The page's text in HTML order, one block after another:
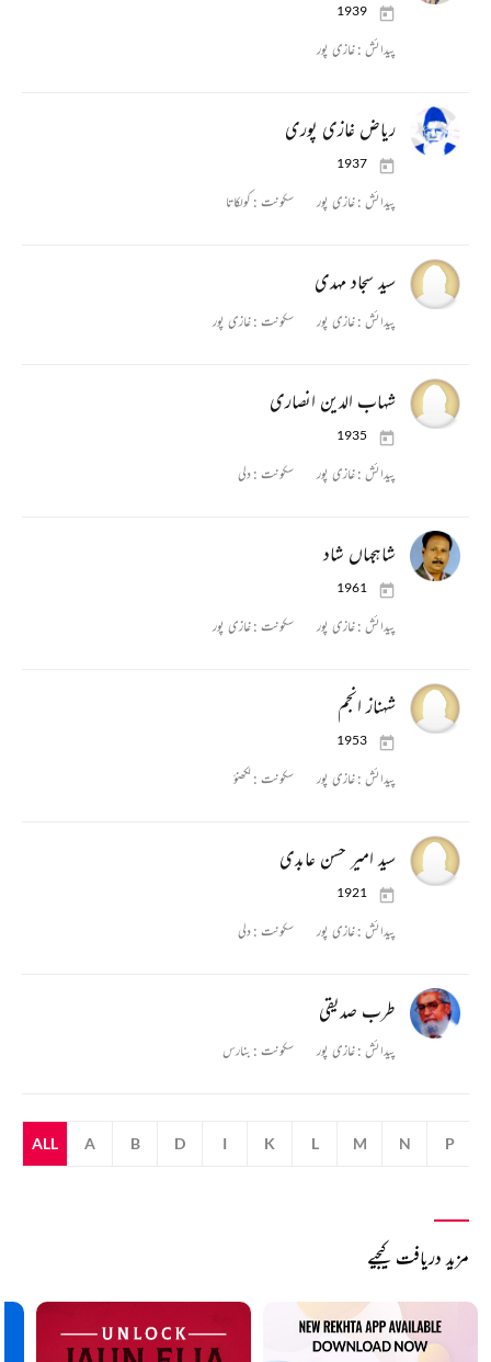
1939
پیدائش :غازی پور
ریاض غازی پوری
1937
پیدائش :غازی پور سکونت : کولکاتا
سید سجاد مہدی
پیدائش :غازی پور سکونت :غازی پور
شہاب الدین انصاری
1935
پیدائش :غازی پور سکونت :دلی
شاہجہاں شاد
1961
پیدائش :غازی پور سکونت :غازی پور
شہناز انجم
1953
پیدائش :غازی پور سکونت : لکھنؤ
سید امیر حسن عابدی
1921
پیدائش :غازی پور سکونت :دلی
طرب صدیقی
پیدائش :غازی پور سکونت : بنارس
ALL A B D I K L M N P
مزید دریافت کیجیے